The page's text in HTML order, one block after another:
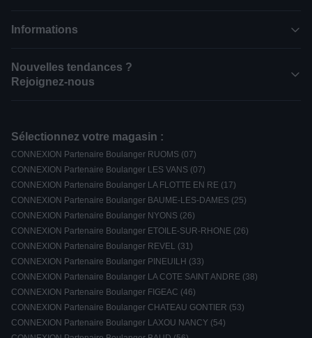
Informations
Nouvelles tendances ?
Rejoignez-nous
Sélectionnez votre magasin :
CONNEXION Partenaire Boulanger RUOMS (07)
CONNEXION Partenaire Boulanger LES VANS (07)
CONNEXION Partenaire Boulanger LA FLOTTE EN RE (17)
CONNEXION Partenaire Boulanger BAUME-LES-DAMES (25)
CONNEXION Partenaire Boulanger NYONS (26)
CONNEXION Partenaire Boulanger ETOILE-SUR-RHONE (26)
CONNEXION Partenaire Boulanger REVEL (31)
CONNEXION Partenaire Boulanger PINEUILH (33)
CONNEXION Partenaire Boulanger LA COTE SAINT ANDRE (38)
CONNEXION Partenaire Boulanger FIGEAC (46)
CONNEXION Partenaire Boulanger CHATEAU GONTIER (53)
CONNEXION Partenaire Boulanger LAXOU NANCY (54)